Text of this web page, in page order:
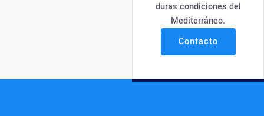
duras condiciones del
Mediterráneo.
Contacto